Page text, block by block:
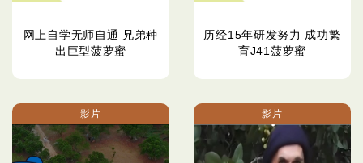
网上自学无师自通 兄弟种
出巨型菠萝蜜
历经15年研发努力 成功繁
育J41菠萝蜜
影片 影片